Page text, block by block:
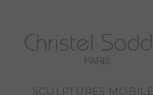
SCULPTURES